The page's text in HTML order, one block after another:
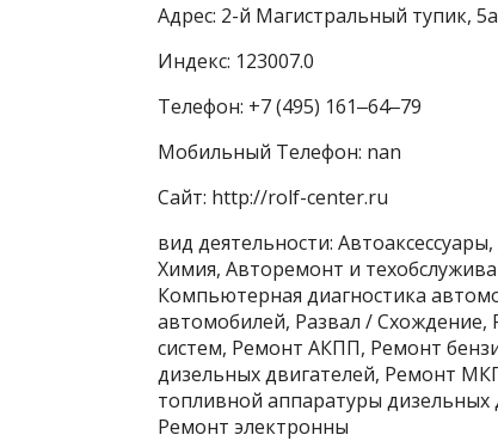
Адрес: 2-й Магистральный тупик,
Индекс: 123007.0
Телефон: +7 (495) 161‒64‒79
Мобильный Телефон: nan
Сайт: http://rolf-center.ru
вид деятельности:
Химия, Авторемонт и
Компьютерная диагностика
автомобилей, Развал /
систем, Ремонт АКПП, Ремонт
дизельных двигателей, Ремонт
топливной аппаратуры дизельных
Ремонт электронны